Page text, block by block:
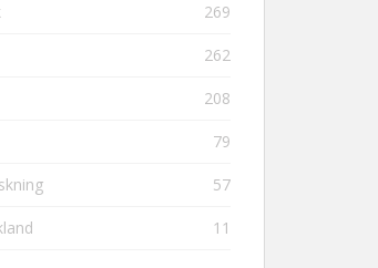
269
262
208
79
57
11